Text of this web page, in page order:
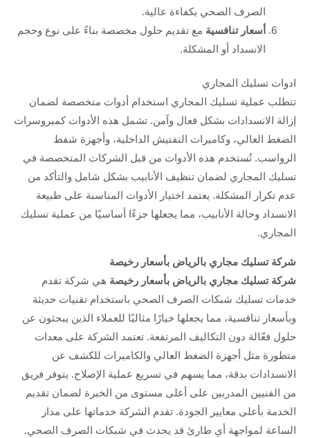
الصرف الصحي بكفاءة عالية.
أسعار تنافسية مع تقديم حلول مخصصة بناءً على نوع وحجم
الانسداد أو المشكلة.
ادوات تسليك المجاري
تتطلب عملية تسليك المجاري استخدام أدوات متخصصة لضمان
إزالة الانسدادات بشكل فعال وآمن. تشمل هذه الأدوات كمبروسرات
الضغط العالي، وكاميرات التفتيش الداخلية، وأجهزة شفط
الرواسب. تُستخدم هذه الأدوات من قبل الشركات المتخصصة في
تسليك المجاري لضمان تنظيف الأنابيب بشكل شامل والتأكد من
عدم تكرار المشكلة. يعتمد اختيار الأدوات المناسبة على طبيعة
الانسداد وحالة الأنابيب، مما يجعلها جزءًا أساسيًا من عملية تسليك
المجاري.
شركة تسليك مجاري بالرياض بأسعار رخيصة
شركة تسليك مجاري بالرياض بأسعار رخيصة هي شركة تقدم
خدمات تسليك شبكات الصرف الصحي باستخدام تقنيات حديثة
وبأسعار تنافسية، مما يجعلها خيارًا مثاليًا للعملاء الذين يبحثون عن
حلول فعّالة دون التكاليف المرتفعة. تعتمد الشركة على معدات
متطورة مثل أجهزة الضغط العالي والكاميرات للكشف عن
الانسدادات بدقة، مما يسهم في تسريع عملية الإصلاح. يتوفر فريق
من الفنيين المدربين على أعلى مستوى من الخبرة لضمان تقديم
الخدمة بأعلى معايير الجودة. تقدم الشركة خدماتها على مدار
الساعة لمواجهة أي طارئ قد يحدث في شبكات الصرف الصحي.